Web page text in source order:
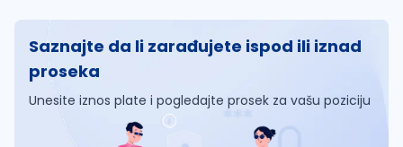
Saznajte da li zarađujete ispod ili iznad
proseka
Unesite iznos plate i pogledajte prosek za vašu poziciju